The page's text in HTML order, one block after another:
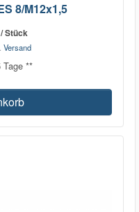
8/M12x1,5
/ Stück
Versand
Tage **